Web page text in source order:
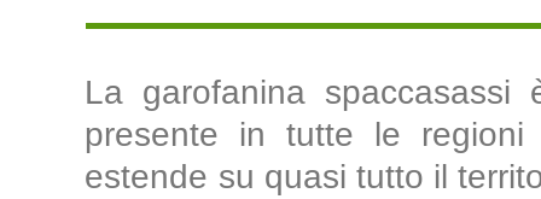
La garofanina spaccasassi
presente in tutte le regioni
estende su quasi tutto il